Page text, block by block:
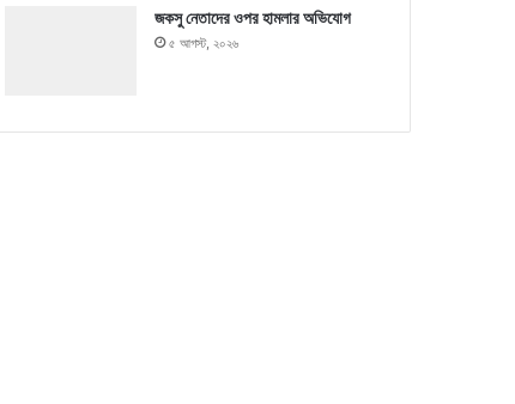
জকসু নেতাদের ওপর হামলার অভিযোগ
৫ আগস্ট, ২০২৬